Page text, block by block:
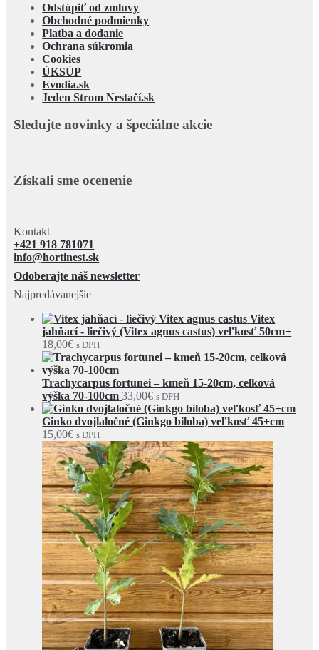
Odstúpiť od zmluvy
Obchodné podmienky
Platba a dodanie
Ochrana súkromia
Cookies
ÚKSÚP
Evodia.sk
Jeden Strom Nestačí.sk
Sledujte novinky a špeciálne akcie
Získali sme ocenenie
Kontakt
+421 918 781071
info@hortinest.sk
Odoberajte náš newsletter
Najpredávanejšie
Vitex
jahňací - liečivý (Vitex agnus castus) veľkosť 50cm+
18,00€ s DPH
Trachycarpus fortunei – kmeň 15-20cm, celková
výška 70-100cm 33,00€ s DPH
Ginko dvojlaločné (Ginkgo biloba) veľkosť 45+cm
15,00€ s DPH